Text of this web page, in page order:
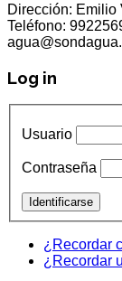
Dirección: Emilio
Teléfono:
Log in
Usuario
Contraseña
¿Recordar
¿Recordar